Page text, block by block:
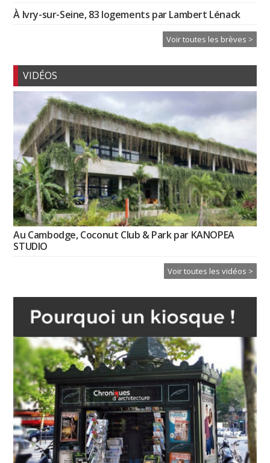
À Ivry-sur-Seine, 83 logements par Lambert Lénack
Voir toutes les brèves >
VIDÉOS
Au Cambodge, Coconut Club & Park par KANOPEA
STUDIO
Voir toutes les vidéos >